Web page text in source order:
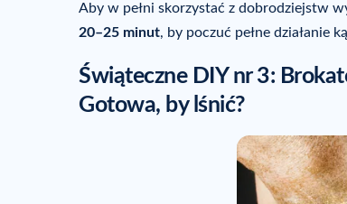
Aby w pełni skorzystać z dobrodziejstw
20–25 minut, by poczuć pełne działanie
Świąteczne DIY nr 3:
Gotowa, by lśnić?